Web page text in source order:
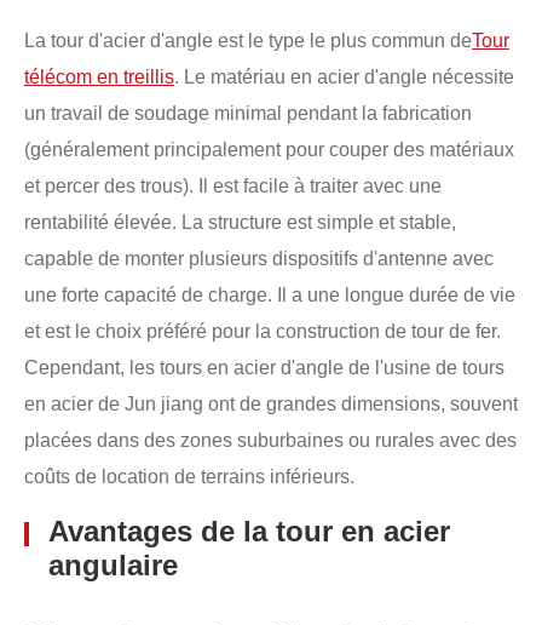
La tour d'acier d'angle est le type le plus commun deTour
télécom en treillis. Le matériau en acier d'angle nécessite
un travail de soudage minimal pendant la fabrication
(généralement principalement pour couper des matériaux
et percer des trous). Il est facile à traiter avec une
rentabilité élevée. La structure est simple et stable,
capable de monter plusieurs dispositifs d'antenne avec
une forte capacité de charge. Il a une longue durée de vie
et est le choix préféré pour la construction de tour de fer.
Cependant, les tours en acier d'angle de l'usine de tours
en acier de Jun jiang ont de grandes dimensions, souvent
placées dans des zones suburbaines ou rurales avec des
coûts de location de terrains inférieurs.
Avantages de la tour en acier
angulaire